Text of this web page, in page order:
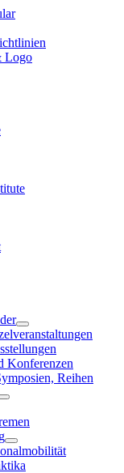
Logo
Konferenzen
Reihen